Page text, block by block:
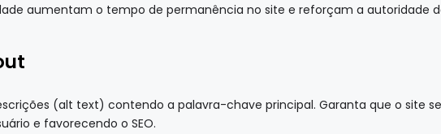
aumentam o tempo de permanência no site e reforçam a autoridade
(alt text) contendo a palavra-chave principal. Garanta que o site
e favorecendo o SEO.